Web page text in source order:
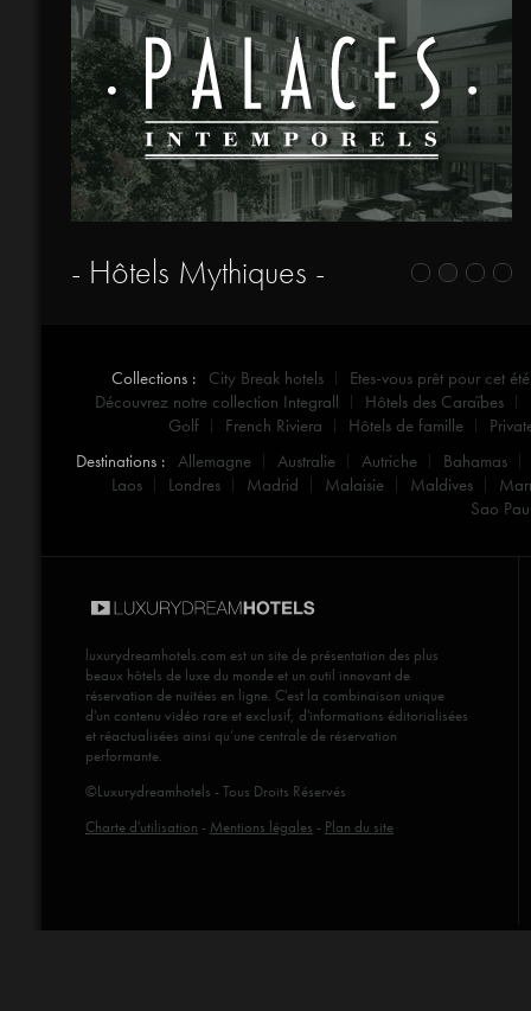
- Hôtels Mythiques -
Collections : City Break hotels
Etes-vous prêt pour cet été
Découvrez notre collection Integrall
Hôtels des Caraïbes
Golf
French Riviera Hôtels de famille
Destinations : Allemagne Australie Autriche
Bahamas
Laos
Londres Madrid Malaisie Maldives
Sao
luxurydreamhotels.com est un site de présentation des plus
beaux hôtels de luxe du monde et un outil innovant de
réservation de nuitées en ligne. C'est la combinaison unique
d'un contenu vidéo rare et exclusif, d'informations éditorialisées
et réactualisées ainsi qu’une centrale de réservation
performante.
©Luxurydreamhotels - Tous Droits Réservés
Charte d'utilisation - Mentions légales - Plan du site